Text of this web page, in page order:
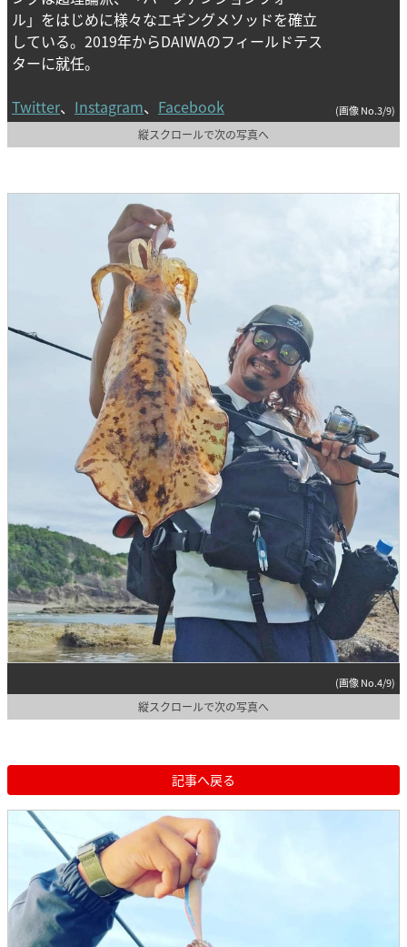
ル」をはじめに様々なエギングメソッドを確立
している。2019年からDAIWAのフィールドテス
ターに就任。
Twitter、 Instagram、 Facebook (画像 No.3/9)
縦スクロールで次の写真へ
(画像 No.4/9)
縦スクロールで次の写真へ
記事へ戻る